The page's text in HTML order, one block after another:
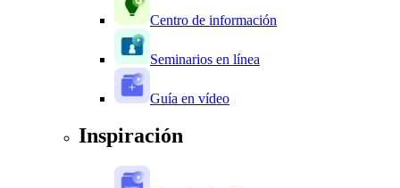
Centro de información
Seminarios en línea
Guía en vídeo
Inspiración